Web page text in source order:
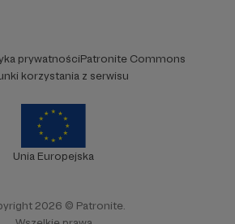
prywatnościPatronite Commons
korzystania z serwisu
Unia Europejska
2026 © Patronite.